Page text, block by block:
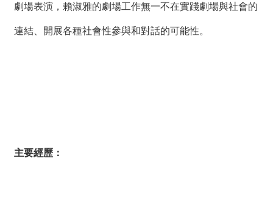
劇場表演，賴淑雅的劇場工作無一不在實踐劇場與社會的
連結、開展各種社會性參與和對話的可能性。
主要經歷：